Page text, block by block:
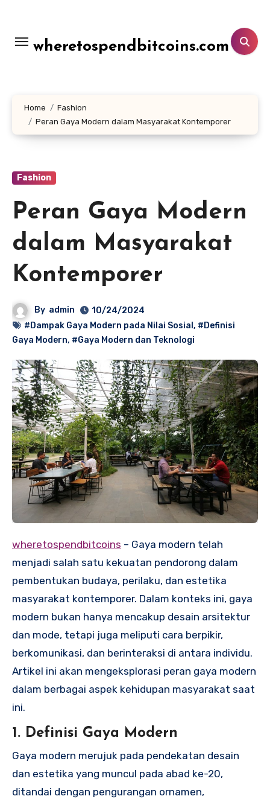
konten wheretospendbitcoins.com
Home
Fashion
Peran Gaya Modern dalam Masyarakat Kontemporer
Fashion
Peran Gaya Modern
dalam Masyarakat
Kontemporer
By admin
10/24/2024
#Dampak Gaya Modern pada Nilai Sosial , #Definisi
Gaya Modern, #Gaya Modern dan Teknologi
wheretospendbitcoins – Gaya modern telah
menjadi salah satu kekuatan pendorong dalam
pembentukan budaya, perilaku, dan estetika
masyarakat kontemporer. Dalam konteks ini, gaya
modern bukan hanya mencakup desain arsitektur
dan mode, tetapi juga meliputi cara berpikir,
berkomunikasi, dan berinteraksi di antara individu.
Artikel ini akan mengeksplorasi peran gaya modern
dalam berbagai aspek kehidupan masyarakat saat
ini.
1. Definisi Gaya Modern
Gaya modern merujuk pada pendekatan desain
dan estetika yang muncul pada abad ke-20,
ditandai dengan pengurangan ornamen,